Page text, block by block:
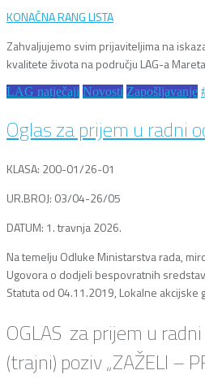
KONAČNA RANG LISTA
Zahvaljujemo svim prijaviteljima na
kvalitete života na području LAG-a
LAG natječaji Novosti Zapošljavanje
Oglas za prijem u radni
KLASA: 200-01/26-01
UR.BROJ: 03/04-26/05
DATUM: 1. travnja 2026.
Na temelju Odluke Ministarstva rada,
Ugovora o dodjeli bespovratnih
Statuta od 04.11.2019, Lokalne akcijske
OGLAS za prijem u
(trajni) poziv „ZAŽELI –